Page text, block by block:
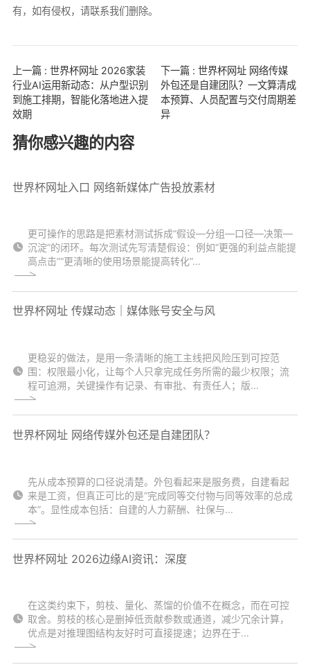
有，如有侵权，请联系我们删除。
上一篇 : 世界杯网址 2026家装
行业AI运用新动态：从户型识别
到施工排期，智能化落地进入提
效期
下一篇 : 世界杯网址 网络传媒
外包还是自建团队？一文算清成
本预算、人员配置与交付周期差
异
猜你感兴趣的内容
世界杯网址入口 网络新媒体广告投放素材
更可操作的思路是把素材测试拆成“假设—分组—口径—决策—
沉淀”的闭环。每次测试先写清楚假设：例如“更强的利益点能提
高点击”“更清晰的使用场景能提高转化”...
世界杯网址 传媒动态｜媒体账号安全与风
更稳妥的做法，是用一条清晰的施工主线把风险压到可控范
围：权限最小化，让每个人只拿完成任务所需的最少权限；流
程可追溯，关键操作有记录、有审批、有责任人；版...
世界杯网址 网络传媒外包还是自建团队？
先从成本预算的口径说清楚。外包看起来是服务费，自建看起
来是工资，但真正可比的是“完成同等交付物与同等效率的总成
本”。显性成本包括：自建的人力薪酬、社保与...
世界杯网址 2026边缘AI资讯：深度
在这类约束下，剪枝、量化、蒸馏的价值不在概念，而在可控
取舍。剪枝的核心是删掉低贡献参数或通道，减少冗余计算，
优点是对推理图结构友好时可直接提速；边界在于...